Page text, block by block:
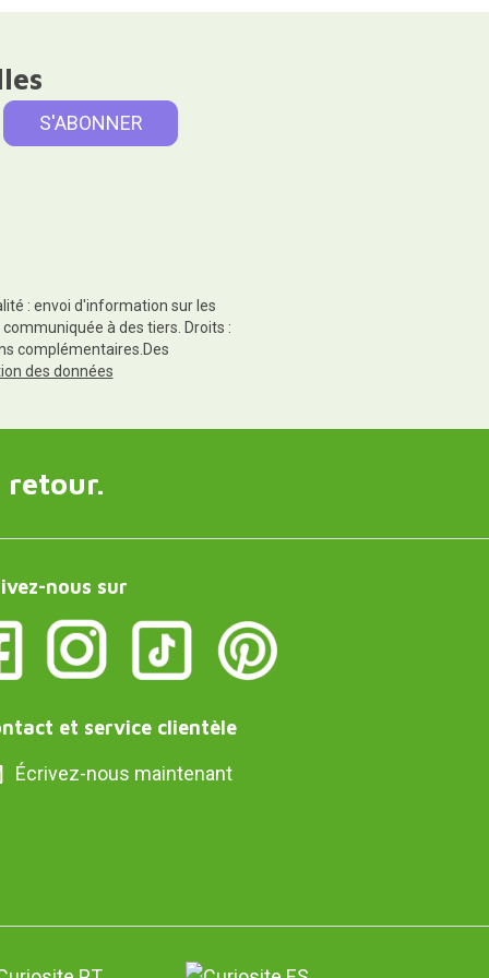
: envoi d'information sur les
à des tiers. Droits :
complémentaires.Des
des données
retour.
nous sur
et service clientèle
Écrivez-nous maintenant